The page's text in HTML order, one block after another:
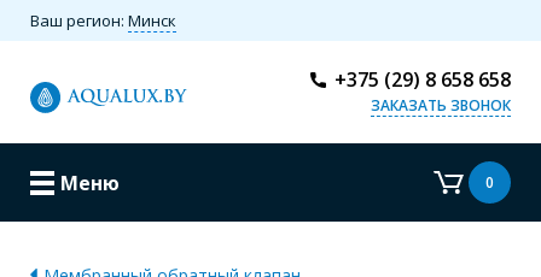
Ваш регион: Минск
+375 (29) 8 658 658
ЗАКАЗАТЬ ЗВОНОК
Меню 0